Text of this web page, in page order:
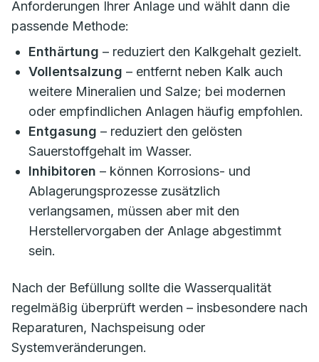
Anforderungen Ihrer Anlage und wählt dann die
passende Methode:
Enthärtung – reduziert den Kalkgehalt gezielt.
Vollentsalzung – entfernt neben Kalk auch
weitere Mineralien und Salze; bei modernen
oder empfindlichen Anlagen häufig empfohlen.
Entgasung – reduziert den gelösten
Sauerstoffgehalt im Wasser.
Inhibitoren – können Korrosions- und
Ablagerungsprozesse zusätzlich
verlangsamen, müssen aber mit den
Herstellervorgaben der Anlage abgestimmt
sein.
Nach der Befüllung sollte die Wasserqualität
regelmäßig überprüft werden – insbesondere nach
Reparaturen, Nachspeisung oder
Systemveränderungen.